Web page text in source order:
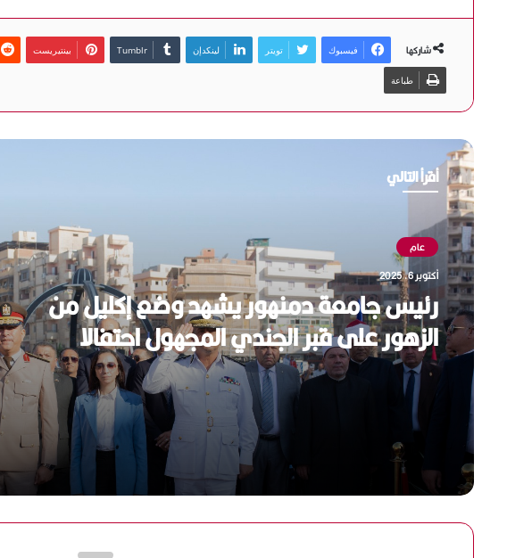
شاركها فيسبوك تويتر لينكدإن بينتيريست
طباعة
أقرأ التالي
عام
أكتوبر 6, 2025
رئيس جامعة دمنهور يشهد وضع إكليل من
الزهور على قبر الجندي المجهول احتفالا
بالذكرى الــ 52 لانتصارات أكتوبر المجيدة